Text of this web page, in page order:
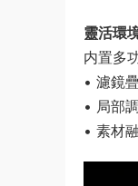
靈活環
内置多
• ​濾鏡
• ​局部
• ​素材